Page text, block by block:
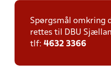
Spørgsmål omkring
rettes til DBU
tlf: 4632 3366